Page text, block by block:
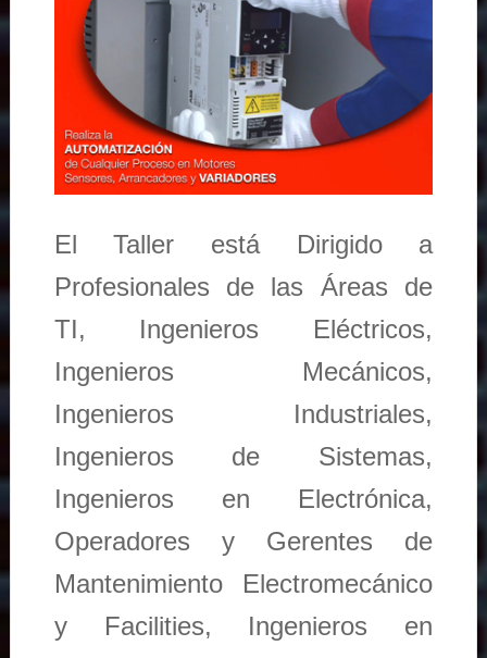
El Taller está Dirigido a
Profesionales de las Áreas de
TI, Ingenieros Eléctricos,
Ingenieros Mecánicos,
Ingenieros Industriales,
Ingenieros de Sistemas,
Ingenieros en Electrónica,
Operadores y Gerentes de
Mantenimiento Electromecánico
y Facilities, Ingenieros en